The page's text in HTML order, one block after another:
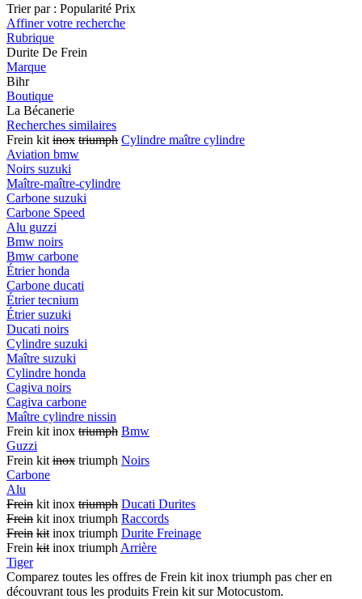
Trier par : Popularité Prix
Affiner votre recherche
Rubrique
Durite De Frein
Marque
Bihr
Boutique
La Bécanerie
Recherches similaires
Frein kit inox triumph Cylindre maître cylindre
Aviation bmw
Noirs suzuki
Maître-maître-cylindre
Carbone suzuki
Carbone Speed
Alu guzzi
Bmw noirs
Bmw carbone
Étrier honda
Carbone ducati
Étrier tecnium
Étrier suzuki
Ducati noirs
Cylindre suzuki
Maître suzuki
Cylindre honda
Cagiva noirs
Cagiva carbone
Maître cylindre nissin
Frein kit inox triumph Bmw
Guzzi
Frein kit inox triumph Noirs
Carbone
Alu
Frein kit inox triumph Ducati Durites
Frein kit inox triumph Raccords
Frein kit inox triumph Durite Freinage
Frein kit inox triumph Arrière
Tiger
Comparez toutes les offres de Frein kit inox triumph pas cher en
découvrant tous les produits Frein kit sur Motocustom.